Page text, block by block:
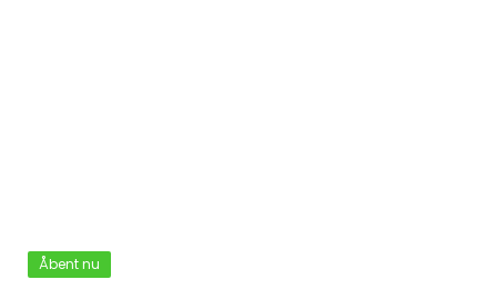
Åbent nu